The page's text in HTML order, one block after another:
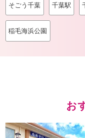
そごう千葉 千葉駅
稲毛海浜公園
お